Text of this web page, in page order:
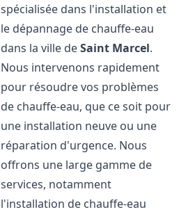
spécialisée dans l'installation et
le dépannage de chauffe-eau
dans la ville deSaint Marcel.
Nous intervenons rapidement
pour résoudre vos problèmes
de chauffe-eau, que ce soit pour
une installation neuve ou une
réparation d'urgence. Nous
offrons une large gamme de
services, notamment
l'installation de chauffe-eau